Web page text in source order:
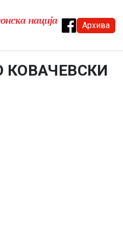
Архива
КОВАЧЕВСКИ